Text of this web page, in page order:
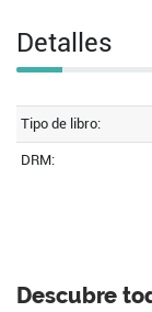
Detalles
Tipo de libro:
DRM:
Descubre